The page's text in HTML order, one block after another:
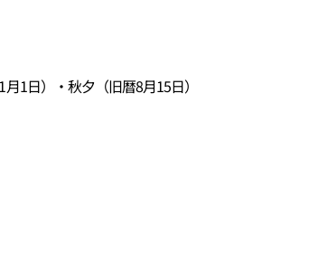
1日）・秋夕（旧暦8月15日）